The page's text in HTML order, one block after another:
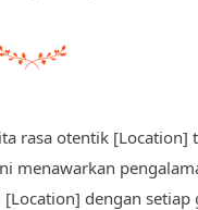
rasa otentik [Location]
menawarkan
dengan setiap